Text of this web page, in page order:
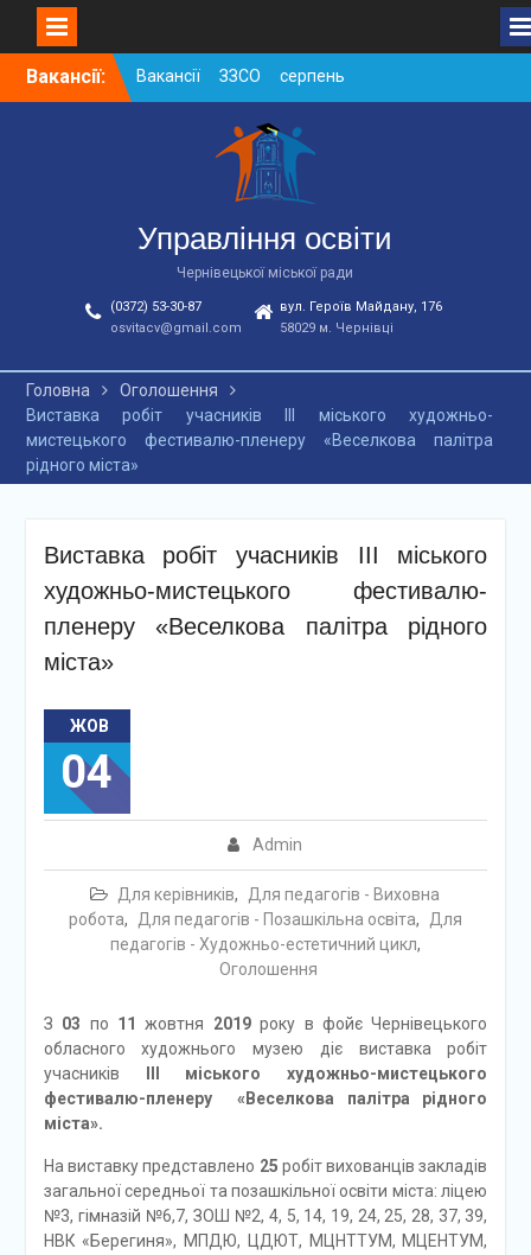
SkipВакансії:
Вакансії ЗЗСО серпень
2026
Вакансії ЗЗСО червень
Вакансії у ЗДО та
дошкільних підрозділах
ЗЗСО станом на
01.08.2026 р.
Управління освіти
Чернівецької міської ради
(0372) 53-30-87
osvitacv@gmail.com
вул. Героїв Майдану, 176
58029 м. Чернівці
Головна
Оголошення
Виставка робіт учасників ІІІ міського художньо-
мистецького фестивалю-пленеру «Веселкова палітра
рідного міста»
Виставка робіт учасників ІІІ міського
художньо-мистецького фестивалю-
пленеру «Веселкова палітра рідного
міста»
ЖОВ
04
Admin
Для керівників,
Для педагогів - Виховна
робота, Для педагогів - Позашкільна освіта,
Для
педагогів - Художньо-естетичний цикл,
Оголошення
З 03 по 11жовтня 2019року в фойє Чернівецького
обласного художнього музею діє виставка робіт
учасників
ІІІ міського художньо-мистецького
фестивалю-пленеру «Веселкова палітра рідного
міста».
На виставку представлено 25 робіт вихованців закладів
загальної середньої та позашкільної освіти міста: ліцею
№3, гімназій №6,7, ЗОШ №2, 4, 5, 14, 19, 24, 25, 28, 37, 39,
НВК «Берегиня», МПДЮ, ЦДЮТ, МЦНТТУМ, МЦЕНТУМ,